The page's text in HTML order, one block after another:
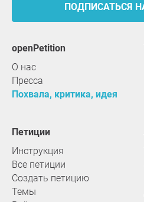
ПОДПИСАТЬСЯ
openPetition
О нас
Пресса
Похвала, критика, идея
Петиции
Инструкция
Все петиции
Создать петицию
Темы